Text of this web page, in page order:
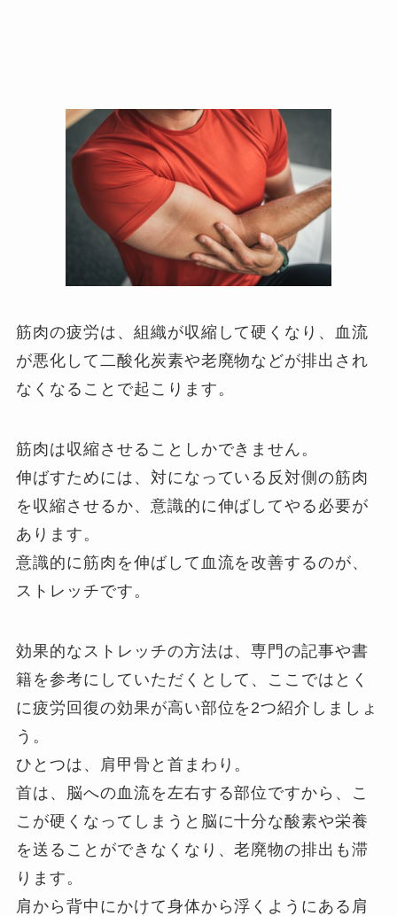
筋肉の疲労は、組織が収縮して硬くなり、血流
が悪化して二酸化炭素や老廃物などが排出され
なくなることで起こります。
筋肉は収縮させることしかできません。
伸ばすためには、対になっている反対側の筋肉
を収縮させるか、意識的に伸ばしてやる必要が
あります。
意識的に筋肉を伸ばして血流を改善するのが、
ストレッチです。
効果的なストレッチの方法は、専門の記事や書
籍を参考にしていただくとして、ここではとく
に疲労回復の効果が高い部位を2つ紹介しましょ
う。
ひとつは、肩甲骨と首まわり。
首は、脳への血流を左右する部位ですから、こ
こが硬くなってしまうと脳に十分な酸素や栄養
を送ることができなくなり、老廃物の排出も滞
ります。
肩から背中にかけて身体から浮くようにある肩